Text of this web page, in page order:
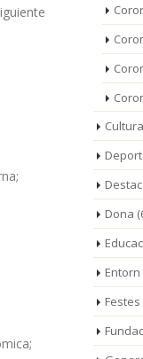
Cultura
Dona
Festes